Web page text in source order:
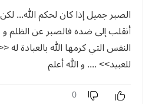
الصبر جميل إذا كان لحكم الله...
أنقلب إلى ضده فالصبر عن الظلم و
النفس التي كرمها الله بالعبادة له
للعبيد>> .... و الله أعلم
0